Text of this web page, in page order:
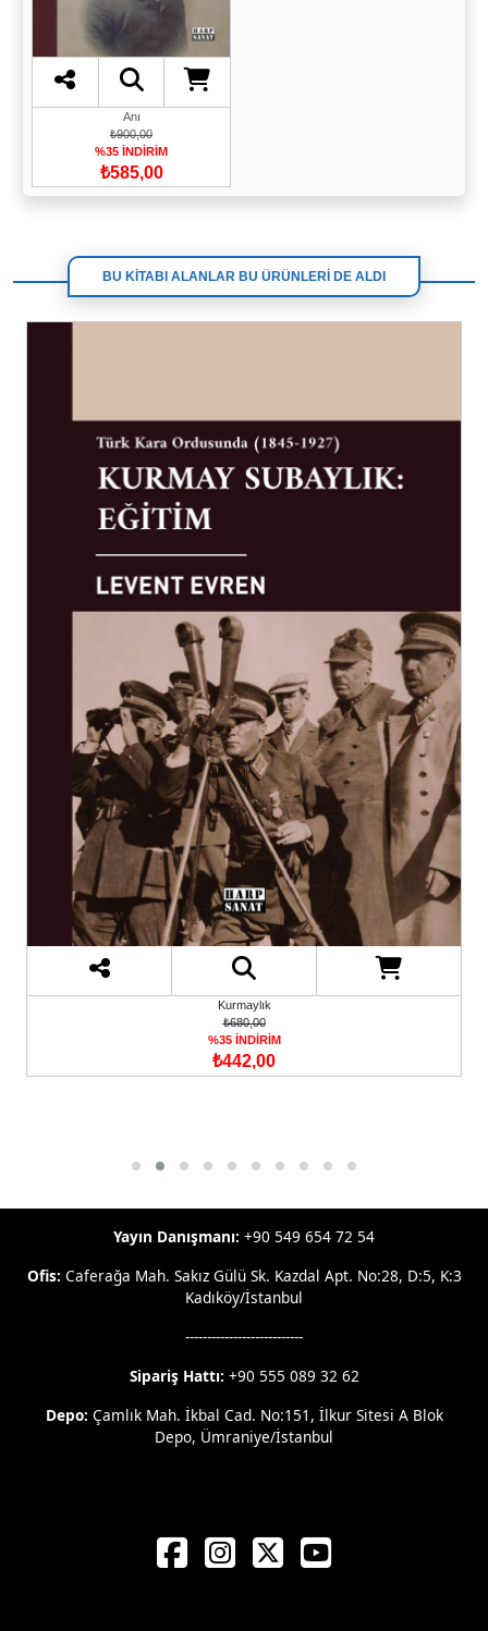
Anı
₺900,00
%35 İNDİRİM
₺585,00
BU KİTABI ALANLAR BU ÜRÜNLERİ DE ALDI
Kurmaylık
₺680,00
%35 İNDİRİM
₺442,00
Yayın Danışmanı: +90 549 654 72 54
Ofis: Caferağa Mah. Sakız Gülü Sk. Kazdal Apt. No:28, D:5, K:3
Kadıköy/İstanbul
---------------------------
Sipariş Hattı: +90 555 089 32 62
Depo: Çamlık Mah. İkbal Cad. No:151, İlkur Sitesi A Blok
Depo, Ümraniye/İstanbul